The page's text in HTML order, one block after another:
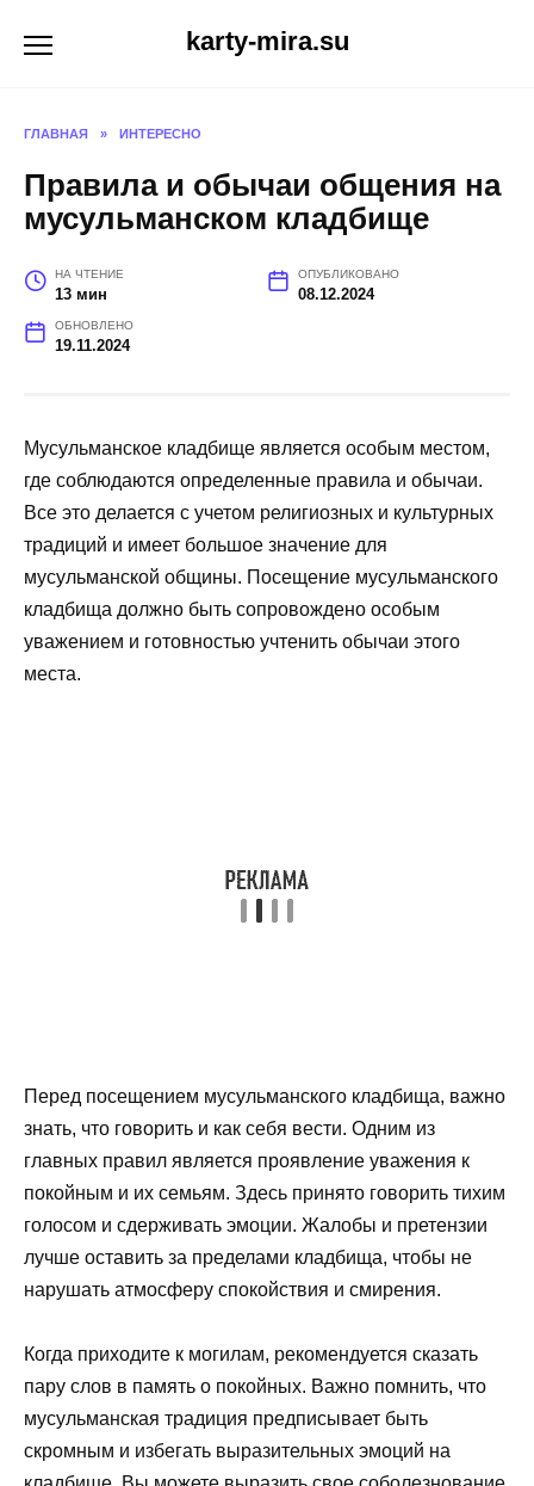
karty-mira.su
ГЛАВНАЯ » ИНТЕРЕСНО
Правила и обычаи общения на
мусульманском кладбище
НА ЧТЕНИЕ
13 мин
ОПУБЛИКОВАНО
08.12.2024
ОБНОВЛЕНО
19.11.2024
Мусульманское кладбище является особым местом,
где соблюдаются определенные правила и обычаи.
Все это делается с учетом религиозных и культурных
традиций и имеет большое значение для
мусульманской общины. Посещение мусульманского
кладбища должно быть сопровождено особым
уважением и готовностью учтенить обычаи этого
места.
Перед посещением мусульманского кладбища, важно
знать, что говорить и как себя вести. Одним из
главных правил является проявление уважения к
покойным и их семьям. Здесь принято говорить тихим
голосом и сдерживать эмоции. Жалобы и претензии
лучше оставить за пределами кладбища, чтобы не
нарушать атмосферу спокойствия и смирения.
Когда приходите к могилам, рекомендуется сказать
пару слов в память о покойных. Важно помнить, что
мусульманская традиция предписывает быть
скромным и избегать выразительных эмоций на